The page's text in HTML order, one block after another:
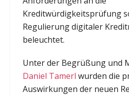
Kreditwürdigkeitsprüfung
Regulierung digitaler
beleuchtet.
Unter der Begrüßung und
Daniel Tamerl wurden die
Auswirkungen der neuen